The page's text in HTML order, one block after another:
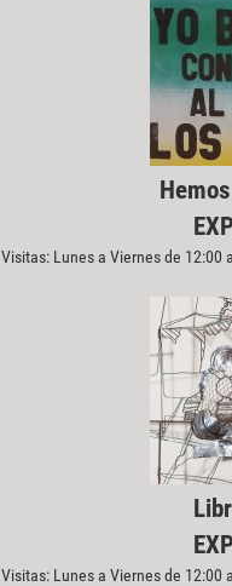
Visitas: Lunes a Viernes de 12:00
Visitas: Lunes a Viernes de 12:00